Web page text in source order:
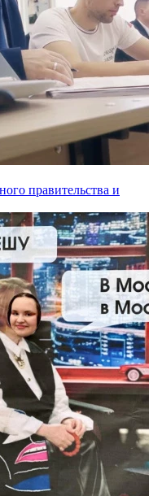
правительства и